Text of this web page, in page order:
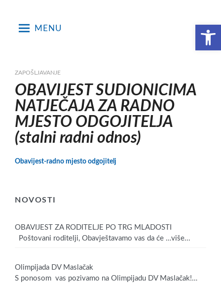
Open toolbar
MENU
ZAPOŠLJAVANJE
OBAVIJEST SUDIONICIMA
NATJEČAJA ZA RADNO
MJESTO ODGOJITELJA
(stalni radni odnos)
Obavijest-radno mjesto odgojitelj
NOVOSTI
OBAVIJEST ZA RODITELJE PO TRG MLADOSTI
Poštovani roditelji, Obavještavamo vas da će …više...
Olimpijada DV Maslačak
S ponosom vas pozivamo na Olimpijadu DV Maslačak!…